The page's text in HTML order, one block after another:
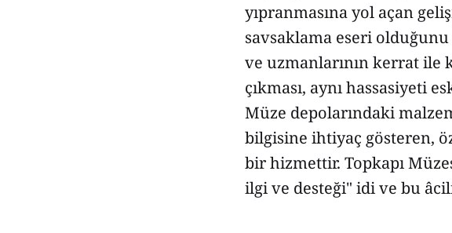
yıpranmasına yol açan
savsaklama eseri
ve uzmanlarının kerrat ile
çıkması, aynı hassasiyeti
Müze depolarındaki
bilgisine ihtiyaç gösteren,
bir hizmettir. Topkapı
ilgi ve desteği" idi ve bu